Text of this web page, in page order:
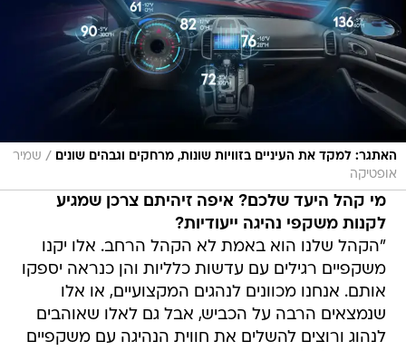
האתגר: למקד את העיניים בזוויות שונות, מרחקים וגבהים שונים / שמיר
אופטיקה
מי קהל היעד שלכם? איפה זיהיתם צרכן שמגיע
לקנות משקפי נהיגה ייעודיות?
"הקהל שלנו הוא באמת לא הקהל הרחב. אלו יקנו
משקפיים רגילים עם עדשות כלליות והן כנראה יספקו
אותם. אנחנו מכוונים לנהגים המקצועיים, או אלו
שנמצאים הרבה על הכביש, אבל גם לאלו שאוהבים
לנהוג ורוצים להשלים את חווית הנהיגה עם משקפיים